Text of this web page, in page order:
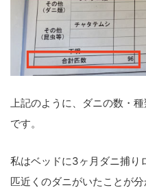
上記のように、ダニの数・
です。
私はベッドに3ヶ月ダニ捕り
匹近くのダニがいたことが分